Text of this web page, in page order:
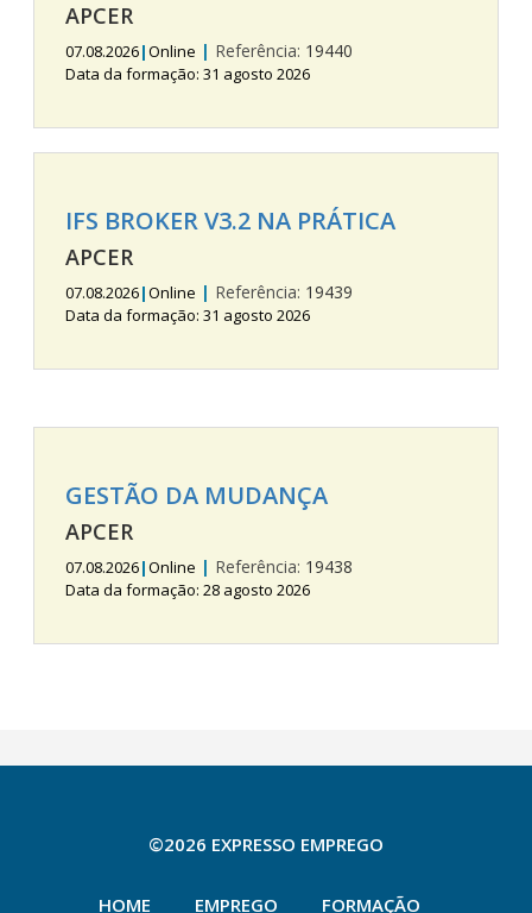
APCER
07.08.2026|Online | Referência: 19440
Data da formação: 31 agosto 2026
IFS BROKER V3.2 NA PRÁTICA
APCER
07.08.2026|Online | Referência: 19439
Data da formação: 31 agosto 2026
GESTÃO DA MUDANÇA
APCER
07.08.2026|Online | Referência: 19438
Data da formação: 28 agosto 2026
©2026 EXPRESSO EMPREGO
HOME EMPREGO FORMAÇÃO